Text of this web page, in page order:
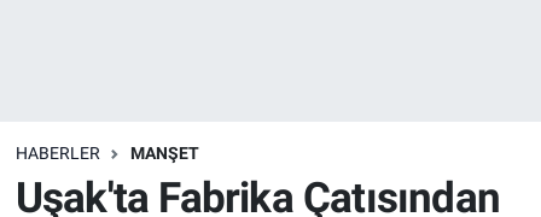
HABERLER MANŞET
Uşak'ta Fabrika Çatısından
Köşe Yazarları